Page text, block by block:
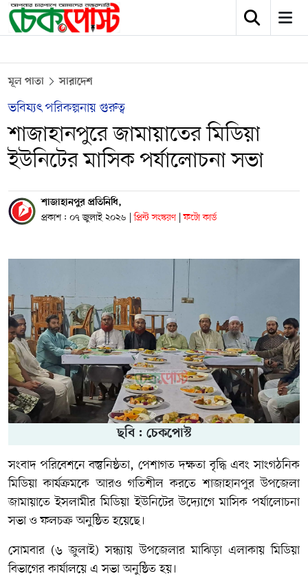
মূল পাতা সারাদেশ
ভবিষ্যৎ পরিকল্পনায় গুরুত্ব
শাজাহানপুরে জামায়াতের মিডিয়া
ইউনিটের মাসিক পর্যালোচনা সভা
শাজাহানপুর প্রতিনিধি,
প্রকাশ : ০৭ জুলাই ২০২৬ | প্রিন্ট সংস্করণ | ফটো কার্ড
ছবি : চেকপোস্ট
সংবাদ পরিবেশনে বস্তুনিষ্ঠতা, পেশাগত দক্ষতা বৃদ্ধি এবং সাংগঠনিক
মিডিয়া কার্যক্রমকে আরও গতিশীল করতে শাজাহানপুর উপজেলা
জামায়াতে ইসলামীর মিডিয়া ইউনিটের উদ্যোগে মাসিক পর্যালোচনা
সভা ও ফলচক্র অনুষ্ঠিত হয়েছে।
সোমবার (৬ জুলাই) সন্ধ্যায় উপজেলার মাঝিড়া এলাকায় মিডিয়া
বিভাগের কার্যালয়ে এ সভা অনুষ্ঠিত হয়।